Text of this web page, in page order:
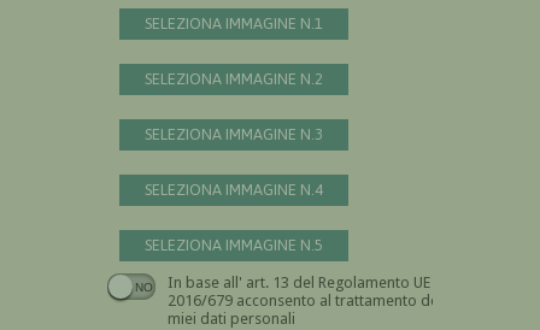
SELEZIONA IMMAGINE N.1
SELEZIONA IMMAGINE N.2
SELEZIONA IMMAGINE N.3
SELEZIONA IMMAGINE N.4
SELEZIONA IMMAGINE N.5
In base all' art. 13 del Regolamento UE n.
2016/679 acconsento al trattamento dei
miei dati personali
Devi dare il consenso